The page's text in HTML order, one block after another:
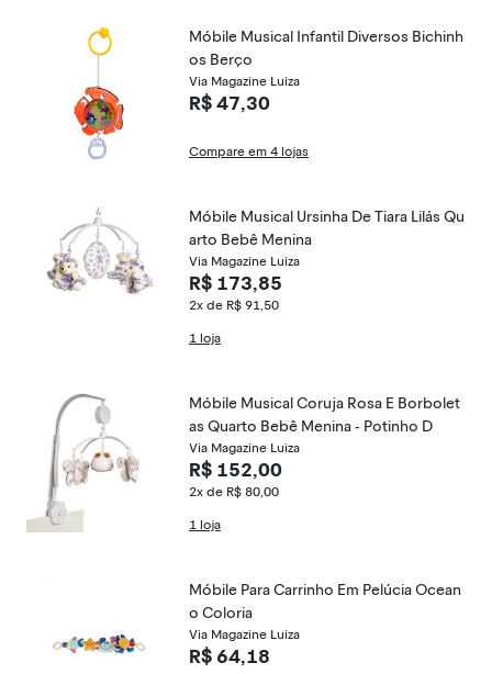
Móbile Musical Infantil Diversos Bichinh
os Berço
Via Magazine Luiza
R$ 47,30
Compare em 4 lojas
Móbile Musical Ursinha De Tiara Lilás Qu
arto Bebê Menina
Via Magazine Luiza
R$ 173,85
2x de R$ 91,50
1 loja
Móbile Musical Coruja Rosa E Borbolet
as Quarto Bebê Menina - Potinho D
Via Magazine Luiza
R$ 152,00
2x de R$ 80,00
1 loja
Móbile Para Carrinho Em Pelúcia Ocean
o Coloria
Via Magazine Luiza
R$ 64,18